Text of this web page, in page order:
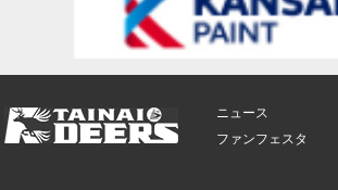
ニュース
ファンフェスタ